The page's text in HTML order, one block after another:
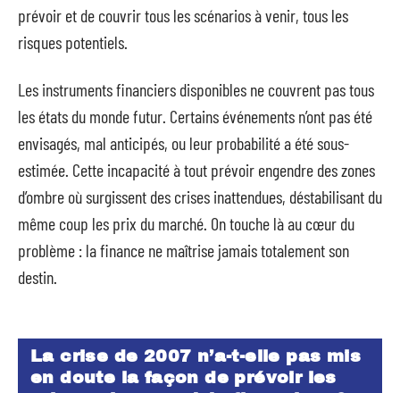
prévoir et de couvrir tous les scénarios à venir, tous les
risques potentiels.
Les instruments financiers disponibles ne couvrent pas tous
les états du monde futur. Certains événements n’ont pas été
envisagés, mal anticipés, ou leur probabilité a été sous-
estimée. Cette incapacité à tout prévoir engendre des zones
d’ombre où surgissent des crises inattendues, déstabilisant du
même coup les prix du marché. On touche là au cœur du
problème : la finance ne maîtrise jamais totalement son
destin.
La crise de 2007 n’a-t-elle pas mis
en doute la façon de prévoir les